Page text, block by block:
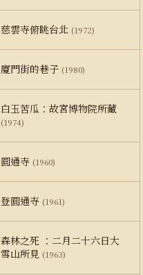
慈雲寺俯眺台北 (1972)
廈門街的巷子 (1980)
白玉苦瓜：故宮博物院所藏
(1974)
圓通寺 (1960)
登圓通寺 (1961)
森林之死 ：二月二十六日大
雪山所見 (1963)